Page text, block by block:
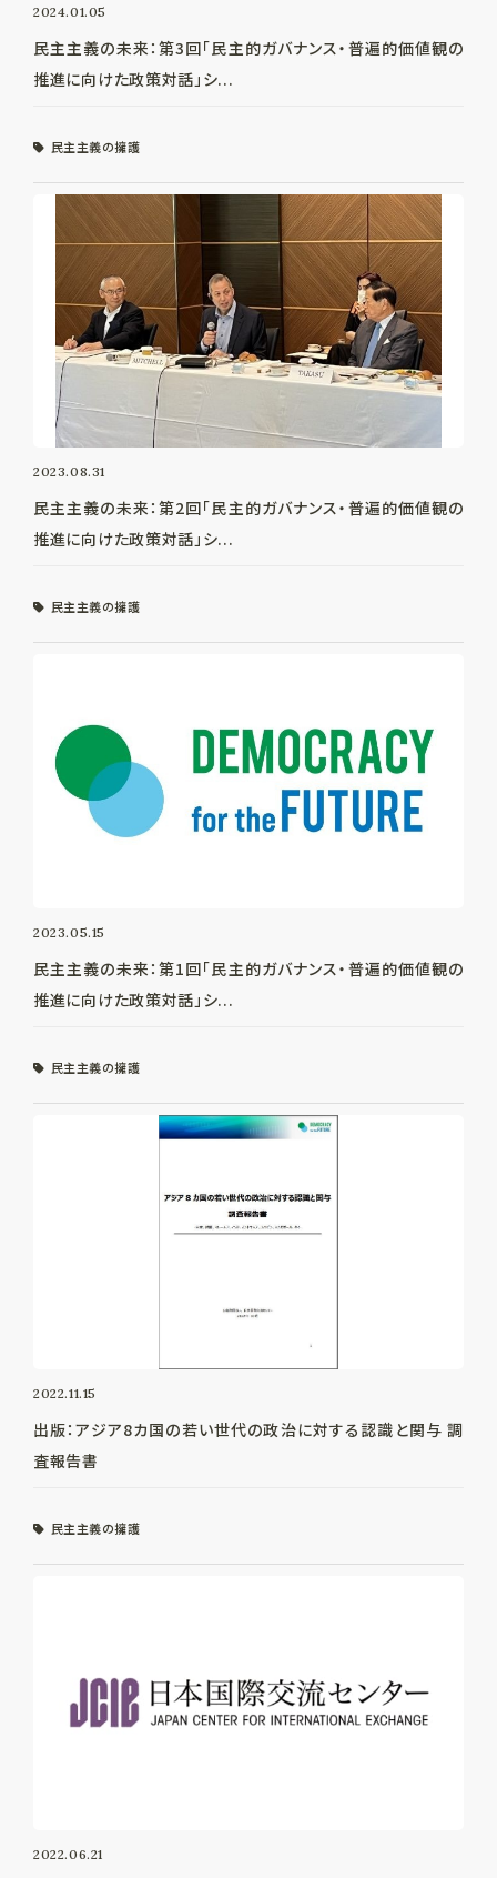
2024.01.05
民主主義の未来：第3回「民主的ガバナンス・普遍的価値観の
推進に向けた政策対話」シ...
民主主義の擁護
2023.08.31
民主主義の未来：第2回「民主的ガバナンス・普遍的価値観の
推進に向けた政策対話」シ...
民主主義の擁護
2023.05.15
民主主義の未来：第1回「民主的ガバナンス・普遍的価値観の
推進に向けた政策対話」シ...
民主主義の擁護
2022.11.15
出版：アジア8カ国の若い世代の政治に対する認識と関与 調
査報告書
民主主義の擁護
2022.06.21